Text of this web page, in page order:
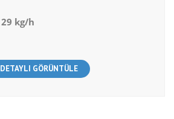
29 kg/h
DETAYLI GÖRÜNTÜLE